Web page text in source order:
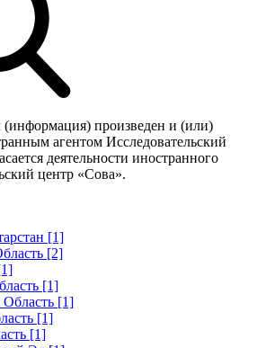
произведен и (или)
агентом Исследовательский
деятельности иностранного
центр «Сова».
[1]
[2]
[1]
Область [1]
[1]
[1]